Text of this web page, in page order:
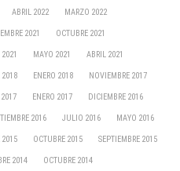
ABRIL 2022 MARZO 2022
2021 OCTUBRE 2021
MAYO 2021 ABRIL 2021
2018 ENERO 2018 NOVIEMBRE 2017
2017 ENERO 2017 DICIEMBRE 2016
2016 JULIO 2016 MAYO 2016
2015 OCTUBRE 2015 SEPTIEMBRE 2015
2014 OCTUBRE 2014